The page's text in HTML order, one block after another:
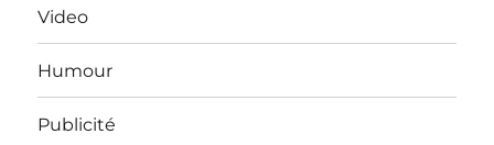
Video
Humour
Publicité